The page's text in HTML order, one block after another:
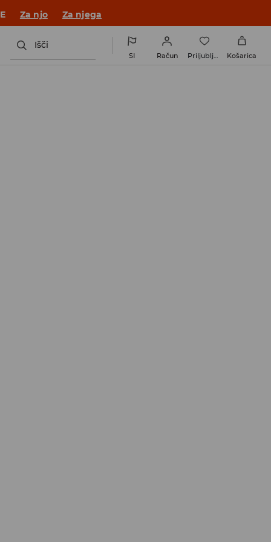
novem outfitu! Za njo
Išči
SI Račun Priljubljene Košarica